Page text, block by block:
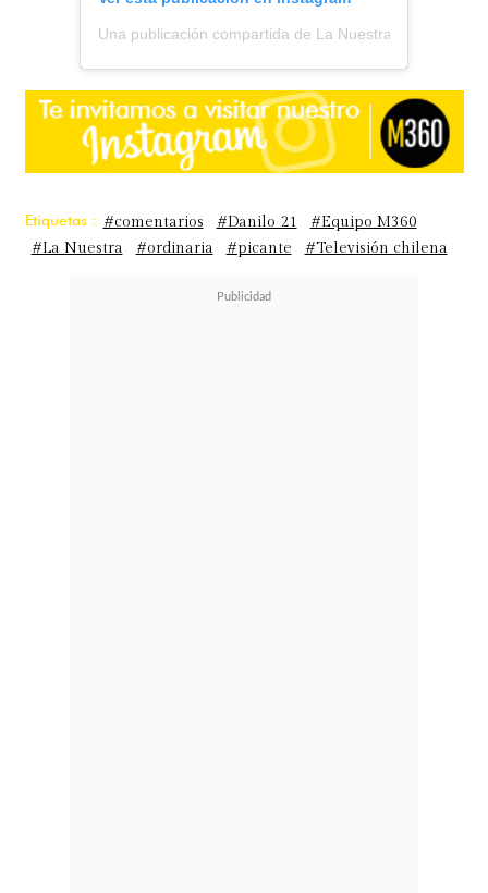
Una publicación compartida de La Nuestra
Etiquetas : #comentarios #Danilo 21
#Equipo M360
#La Nuestra
#ordinaria #picante #Televisión chilena